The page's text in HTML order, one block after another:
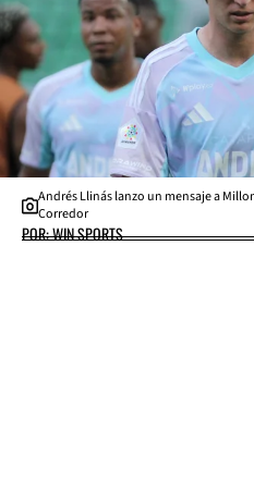
Andrés Llinás lanzo un mensaje a
Corredor
POR: WIN SPORTS